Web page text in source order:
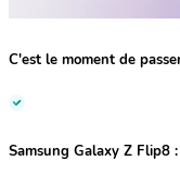
C'est le moment de
Samsung Galaxy Z Flip8 :